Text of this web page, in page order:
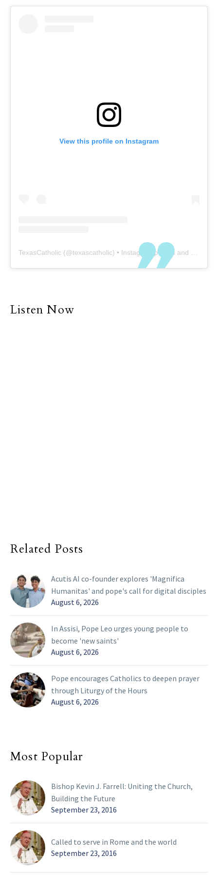
View this profile on Instagram
TexasCatholic (@texascatholic) • Instagram photos and videos
Listen Now
Related Posts
Acutis AI co-founder explores 'Magnifica
Humanitas' and pope's call for digital disciples
August 6, 2026
In Assisi, Pope Leo urges young people to
become 'new saints'
August 6, 2026
Pope encourages Catholics to deepen prayer
through Liturgy of the Hours
August 6, 2026
Most Popular
Bishop Kevin J. Farrell: Uniting the Church,
Building the Future
September 23, 2016
Called to serve in Rome and the world
September 23, 2016